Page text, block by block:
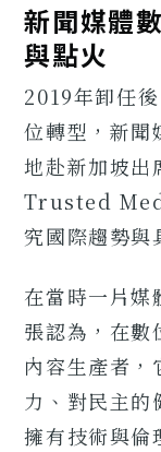
新聞媒體
與點火
2019年卸任
位轉型，新聞
地赴新加坡
Trusted
究國際趨勢與
在當時一片媒
張認為，在數
內容生產者，
力、對民主的
擁有技術與倫